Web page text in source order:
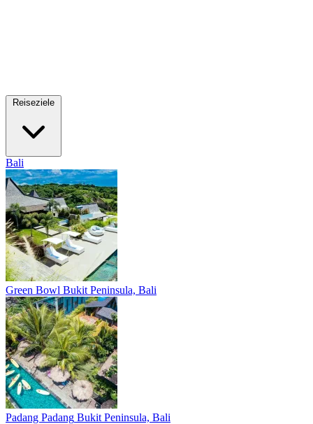
Bali
Green Bowl Bukit Peninsula, Bali
Padang Padang Bukit Peninsula, Bali